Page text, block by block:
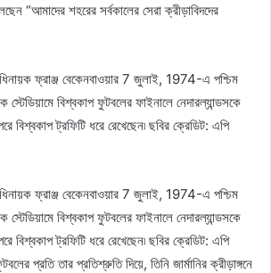
“আমাদের শহরের সর্বকালের সেরা ক্রীড়াবিদদের
ফ্রাঞ্জ বেকেনবাওয়ার 7 জুলাই, 1974-এ পশ্চিম
স্টেডিয়ামে বিশ্বকাপ ফুটবলের ফাইনালে নেদারল্যান্ডসকে
বিশ্বকাপ ট্রফিটি ধরে রেখেছেন৷ ছবির ক্রেডিট: এপি
ফ্রাঞ্জ বেকেনবাওয়ার 7 জুলাই, 1974-এ পশ্চিম
স্টেডিয়ামে বিশ্বকাপ ফুটবলের ফাইনালে নেদারল্যান্ডসকে
বিশ্বকাপ ট্রফিটি ধরে রেখেছেন৷ ছবির ক্রেডিট: এপি
প্রতি তার প্রতিশ্রুতি দিয়ে, তিনি জার্মানির ক্রীড়াঙ্গনে